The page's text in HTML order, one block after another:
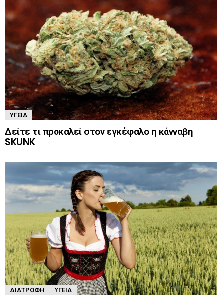
ΥΓΕΊΑ
Δείτε τι προκαλεί στον εγκέφαλο η κάνναβη
SKUNK
ΔΙΑΤΡΟΦΉ ΥΓΕΊΑ